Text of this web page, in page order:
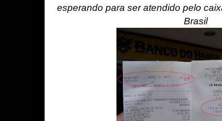
esperando para ser atendido pelo
Brasil